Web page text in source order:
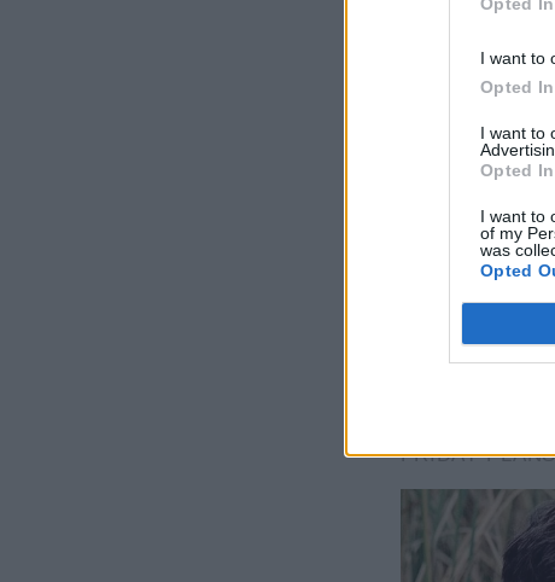
I want to
Opted In
I want to
Opted In
I want to
of my
was
Opted